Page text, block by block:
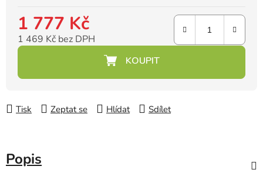
1 777 Kč
1 469 Kč bez DPH
Měrná cena:
Tisk Zeptat se Hlídat Sdílet
Popis